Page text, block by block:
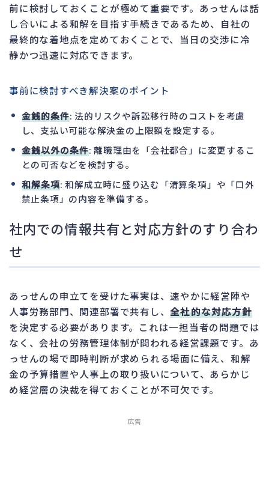
前に検討しておくことが極めて重要です。あっせんは話
し合いによる和解を目指す手続きであるため、自社の
最終的な着地点を定めておくことで、当日の交渉に冷
静かつ迅速に対応できます。
事前に検討すべき解決案のポイント
金銭的条件: 法的リスクや訴訟移行時のコストを考慮
し、支払い可能な解決金の上限額を設定する。
金銭以外の条件: 離職理由を「会社都合」に変更するこ
との可否などを検討する。
和解条項: 和解成立時に盛り込む「清算条項」や「口外
禁止条項」の内容を準備する。
社内での情報共有と対応方針のすり合わ
せ
あっせんの申立てを受けた事実は、速やかに経営陣や
人事労務部門、関連部署で共有し、全社的な対応方針
を決定する必要があります。これは一担当者の問題では
なく、会社の労務管理体制が問われる経営課題です。あ
っせんの場で即時判断が求められる場面に備え、和解
金の予算措置や人事上の取り扱いについて、あらかじ
め経営層の決裁を得ておくことが不可欠です。
広告